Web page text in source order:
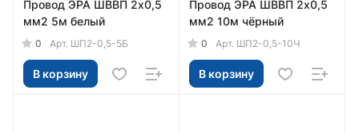
Провод ЭРА ШВВП 2х0,5
мм2 5м белый
0 Арт. ШП2-0,5-5Б
В корзину
Провод ЭРА ШВВП 2х0,5
мм2 10м чёрный
0 Арт. ШП2-0,5-10Ч
В корзину